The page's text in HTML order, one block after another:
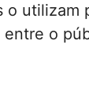
utilizam
o